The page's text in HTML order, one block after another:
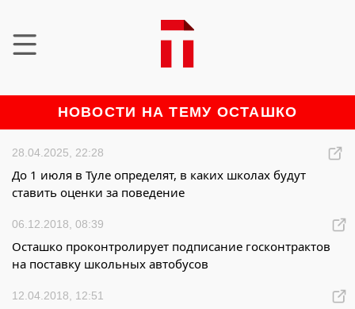
НОВОСТИ НА ТЕМУ ОСТАШКО
28.04.2025, 22:28
До 1 июля в Туле определят, в каких школах будут
ставить оценки за поведение
06.12.2018, 08:39
Осташко проконтролирует подписание госконтрактов
на поставку школьных автобусов
12.04.2018, 12:51